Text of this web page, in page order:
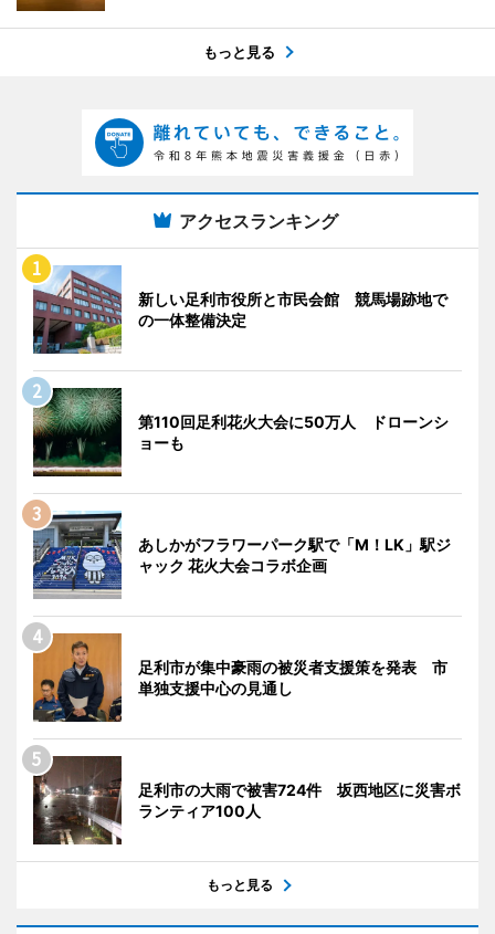
もっと見る
アクセスランキング
新しい足利市役所と市民会館 競馬場跡地で
の一体整備決定
第110回足利花火大会に50万人 ドローンシ
ョーも
あしかがフラワーパーク駅で「M！LK」駅ジ
ャック 花火大会コラボ企画
足利市が集中豪雨の被災者支援策を発表 市
単独支援中心の見通し
足利市の大雨で被害724件 坂西地区に災害ボ
ランティア100人
もっと見る